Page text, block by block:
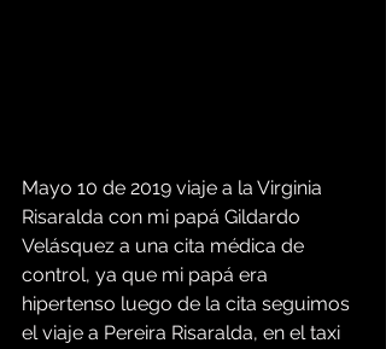
Mayo 10 de 2019 viaje a la Virginia
Risaralda con mi papá Gildardo
Velásquez a una cita médica de
control, ya que mi papá era
hipertenso luego de la cita seguimos
el viaje a Pereira Risaralda, en el taxi